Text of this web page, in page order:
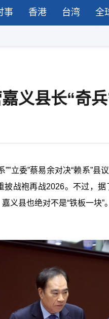
事 香港 台湾 全
义县长“奇兵
””立委”蔡易余对决“赖系”
披战袍再战2026。不过，
义县也绝对不是“铁板一块”。